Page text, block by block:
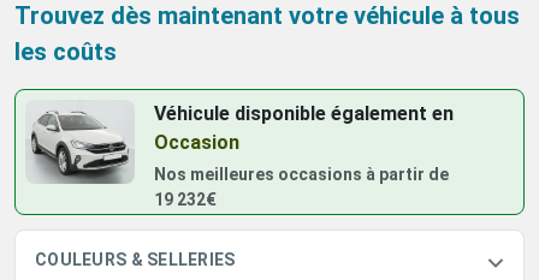
Trouvez dès maintenant votre véhicule à tous
les coûts
Véhicule disponible égalementen
Occasion
Nos meilleures occasions à partir de
19 232€
COULEURS & SELLERIES